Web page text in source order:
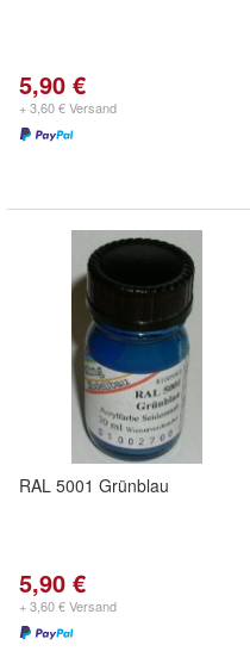
5,90 €
+ 3,60 € Versand
RAL 5001 Grünblau
5,90 €
+ 3,60 € Versand